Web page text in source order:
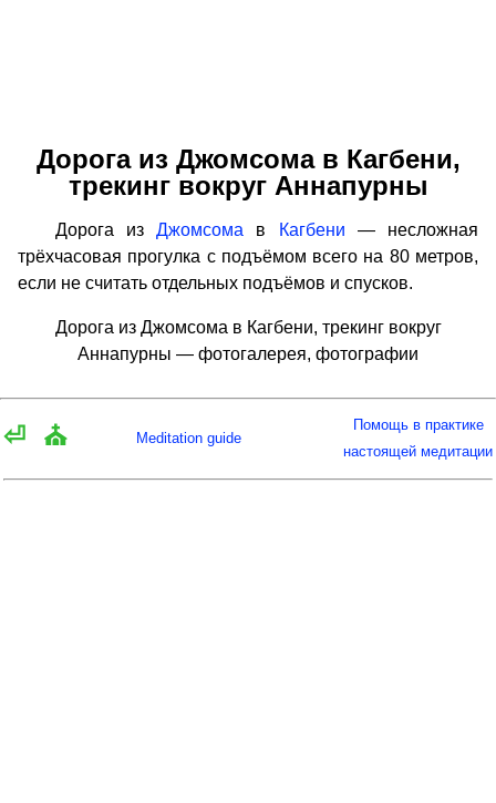
Дорога из Джомсома в Кагбени,
трекинг вокруг Аннапурны
Дорога изДжомсома в Кагбени — несложная
трёхчасовая прогулка с подъёмом всего на 80 метров,
если не считать отдельных подъёмов и спусков.
Дорога из Джомсома в Кагбени, трекинг вокруг
Аннапурны — фотогалерея, фотографии
⏎ ⛪ Meditation guide
Помощь в практике
настоящей медитации